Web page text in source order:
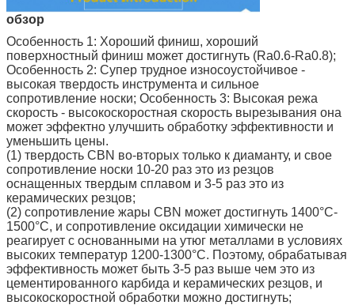
обзор
Особенность 1: Хороший финиш, хороший
поверхностный финиш может достигнуть (Ra0.6-Ra0.8);
Особенность 2: Супер трудное износоустойчивое -
высокая твердость инструмента и сильное
сопротивление носки; Особенность 3: Высокая режа
скорость - высокоскоростная скорость вырезывания она
может эффектно улучшить обработку эффективности и
уменьшить цены.
(1) твердость CBN во-вторых только к диаманту, и свое
сопротивление носки 10-20 раз это из резцов
оснащенных твердым сплавом и 3-5 раз это из
керамических резцов;
(2) сопротивление жары CBN может достигнуть 1400°C-
1500°C, и сопротивление оксидации химически не
реагирует с основанными на утюг металлами в условиях
высоких температур 1200-1300°C. Поэтому, обрабатывая
эффективность может быть 3-5 раз выше чем это из
цементированного карбида и керамических резцов, и
высокоскоростной обработки можно достигнуть;